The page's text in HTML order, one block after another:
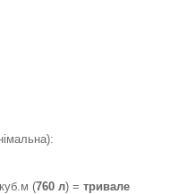
(760 л) = тривале